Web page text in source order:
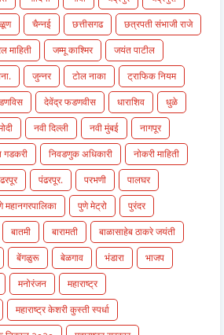
चैन्नई छत्तीसगढ
छत्रपती संभाजी राजे
माहिती जम्मू काश्मिर
जयंत पाटील
जुन्नर टोल नाका
ट्राफिक नियम
देवेंद्र फडणवीस धाराशिव
धुळे
नवी दिल्ली नवी मुंबई
नागपूर
गडकरी निवडणुक अधिकारी
नोकरी माहिती
पंढरपूर. परभणी
पालघर
महानगरपालिका पुणे मेट्रो
पुरंदर
बातमी बारामती
बाळासाहेब ठाकरे जयंती
बेंगळुरू बेळगाव भंडारा
भाजप
मनोरंजन
महाराष्ट्र
महाराष्ट्र केशरी कुस्ती स्पर्धा